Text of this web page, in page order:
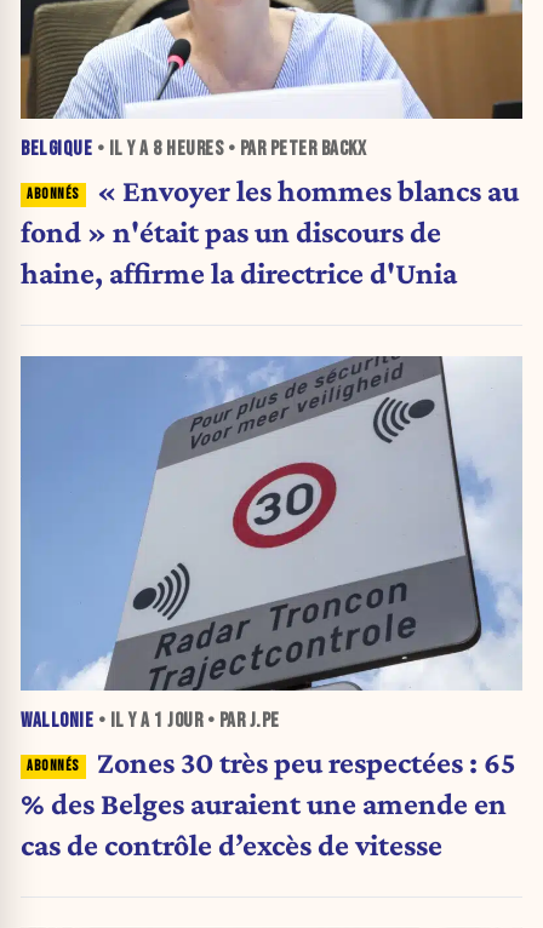
BELGIQUE • IL Y A 8 HEURES• PAR PETER BACKX
« Envoyer les hommes blancs au
fond » n'était pas un discours de
haine, affirme la directrice d'Unia
WALLONIE • IL Y A 1 JOUR• PAR J.PE
Zones 30 très peu respectées : 65
% des Belges auraient une amende en
cas de contrôle d’excès de vitesse